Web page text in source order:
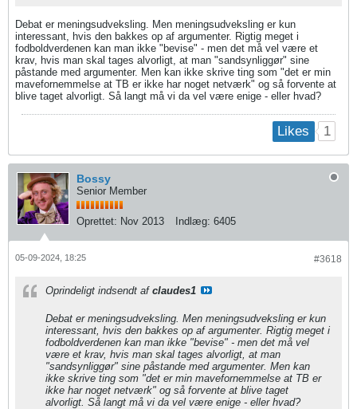
Debat er meningsudveksling. Men meningsudveksling er kun
interessant, hvis den bakkes op af argumenter. Rigtig meget i
fodboldverdenen kan man ikke "bevise" - men det må vel være et
krav, hvis man skal tages alvorligt, at man "sandsynliggør" sine
påstande med argumenter. Men kan ikke skrive ting som "det er min
mavefornemmelse at TB er ikke har noget netværk" og så forvente at
blive taget alvorligt. Så langt må vi da vel være enige - eller hvad?
Likes 1
Bossy
Senior Member
Oprettet: Nov 2013 Indlæg: 6405
#3618
05-09-2024, 18:25
Oprindeligt indsendt af claudes1
Debat er meningsudveksling. Men meningsudveksling er kun
interessant, hvis den bakkes op af argumenter. Rigtig meget i
fodboldverdenen kan man ikke "bevise" - men det må vel
være et krav, hvis man skal tages alvorligt, at man
"sandsynliggør" sine påstande med argumenter. Men kan
ikke skrive ting som "det er min mavefornemmelse at TB er
ikke har noget netværk" og så forvente at blive taget
alvorligt. Så langt må vi da vel være enige - eller hvad?